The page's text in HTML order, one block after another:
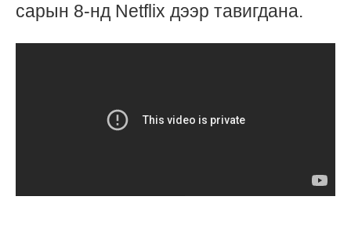
сарын 8-нд Netflix дээр тавигдана.